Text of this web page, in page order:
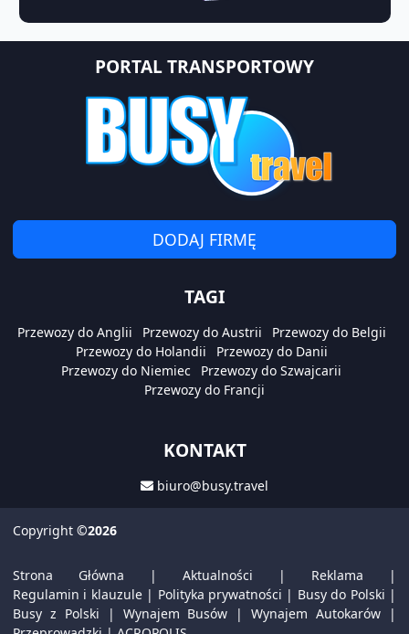
PORTAL TRANSPORTOWY
DODAJ FIRMĘ
TAGI
Przewozy do Anglii Przewozy do Austrii
Przewozy do Belgii
Przewozy do Holandii
Przewozy do Danii
Przewozy do Niemiec
Przewozy do Szwajcarii
Przewozy do Francji
KONTAKT
biuro@busy.travel
Copyright ©2026
Strona Główna | Aktualności | Reklama |
Regulamin i klauzule| Polityka prywatności | Busy do Polski |
Busy z Polski | Wynajem Busów |Wynajem Autokarów |